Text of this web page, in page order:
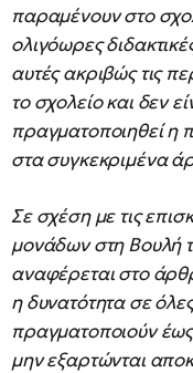
παραμένουν στο
ολιγόωρες
αυτές ακριβώς τις
το σχολείο και δεν
πραγματοποιηθεί η
στα συγκεκριμένα
Σε σχέση με τις
μονάδων στη Βουλή
αναφέρεται στο
η δυνατότητα σε
πραγματοποιούν
μην εξαρτώνται